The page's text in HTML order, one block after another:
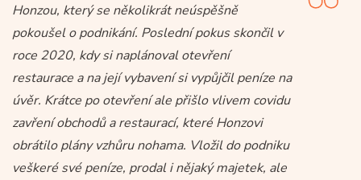
Honzou, který se několikrát neúspěšně
pokoušel o podnikání. Poslední pokus skončil v
roce 2020, kdy si naplánoval otevření
restaurace a na její vybavení si vypůjčil peníze na
úvěr. Krátce po otevření ale přišlo vlivem covidu
zavření obchodů a restaurací, které Honzovi
obrátilo plány vzhůru nohama. Vložil do podniku
veškeré své peníze, prodal i nějaký majetek, ale